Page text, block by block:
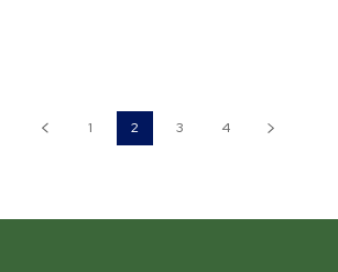
1 2 3 4